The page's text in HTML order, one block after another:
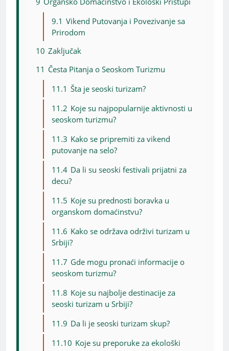
9.1 Vikend Putovanja i Povezivanje sa
Prirodom
10 Zaključak
11 Česta Pitanja o Seoskom Turizmu
11.1 Šta je seoski turizam?
11.2 Koje su najpopularnije aktivnosti u
seoskom turizmu?
11.3 Kako se pripremiti za vikend
putovanje na selo?
11.4 Da li su seoski festivali prijatni za
decu?
11.5 Koje su prednosti boravka u
organskom domaćinstvu?
11.6 Kako se održava održivi turizam u
Srbiji?
11.7 Gde mogu pronaći informacije o
seoskom turizmu?
11.8 Koje su najbolje destinacije za
seoski turizam u Srbiji?
11.9 Da li je seoski turizam skup?
11.10 Koje su preporuke za ekološki